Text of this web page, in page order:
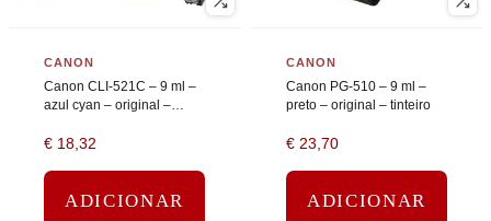
CANON
Canon CLI-521C – 9 ml –
azul cyan – original –
€ 18,32
ADICIONAR
CANON
Canon PG-510 – 9 ml –
preto – original – tinteiro
€ 23,70
ADICIONAR